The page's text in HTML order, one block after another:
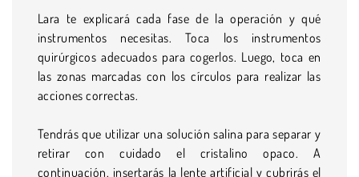
Lara te explicará cada fase de la operación y qué
instrumentos necesitas. Toca los instrumentos
quirúrgicos adecuados para cogerlos. Luego, toca en
las zonas marcadas con los círculos para realizar las
acciones correctas.
Tendrás que utilizar una solución salina para separar y
retirar con cuidado el cristalino opaco. A
continuación, insertarás la lente artificial y cubrirás el